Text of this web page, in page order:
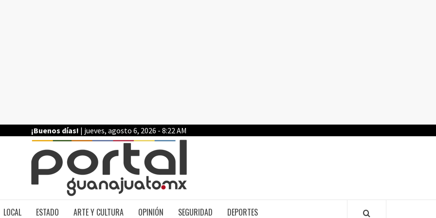
¡Buenos días! | jueves, agosto 6, 2026 - 8:22 AM
LOCAL ESTADO ARTE Y CULTURA OPINIÓN SEGURIDAD DEPORTES